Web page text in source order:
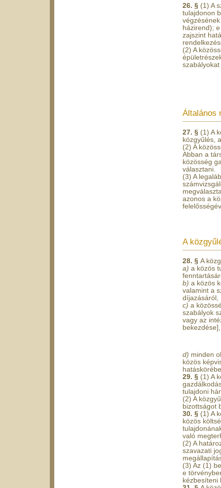
26. § (1) A
tulajdonon
házirend);
zajszint
(2) A
szabályokat
Általános
27. § (1) A
közgyűlés,
(2) A
Abban a
közösség
választani.
(3) A
azonos a
A
28. § A
a) a közös
b) a közös
valamint a
díjazásáról,
c) a
szabályok
vagy az
bekezdése],
d) minden
közös
29. § (1) A
tulajdoni
(2) A
bizottságot
30. § (1) A
közös
való
(2) A
szavazati
(3) Az (1)
e
kézbesíteni